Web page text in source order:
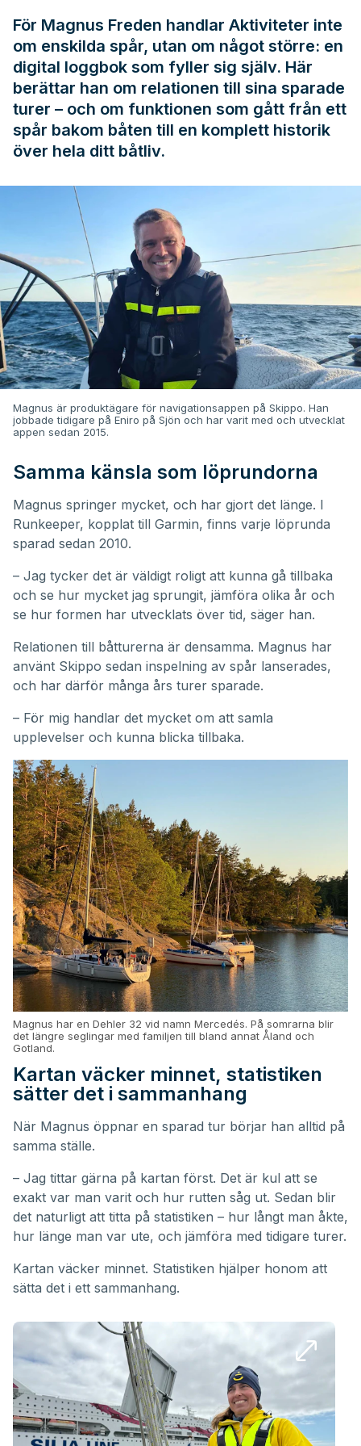
För Magnus Freden handlar Aktiviteter inte
om enskilda spår, utan om något större: en
digital loggbok som fyller sig själv. Här
berättar han om relationen till sina sparade
turer – och om funktionen som gått från ett
spår bakom båten till en komplett historik
över hela ditt båtliv.
Magnus är produktägare för navigationsappen på Skippo. Han
jobbade tidigare på Eniro på Sjön och har varit med och utvecklat
appen sedan 2015.
Samma känsla som löprundorna
Magnus springer mycket, och har gjort det länge. I
Runkeeper, kopplat till Garmin, finns varje löprunda
sparad sedan 2010.
– Jag tycker det är väldigt roligt att kunna gå tillbaka
och se hur mycket jag sprungit, jämföra olika år och
se hur formen har utvecklats över tid, säger han.
Relationen till båtturerna är densamma. Magnus har
använt Skippo sedan inspelning av spår lanserades,
och har därför många års turer sparade.
– För mig handlar det mycket om att samla
upplevelser och kunna blicka tillbaka.
Magnus har en Dehler 32 vid namn Mercedés. På somrarna blir
det längre seglingar med familjen till bland annat Åland och
Gotland.
Kartan väcker minnet, statistiken
sätter det i sammanhang
När Magnus öppnar en sparad tur börjar han alltid på
samma ställe.
– Jag tittar gärna på kartan först. Det är kul att se
exakt var man varit och hur rutten såg ut. Sedan blir
det naturligt att titta på statistiken – hur långt man åkte,
hur länge man var ute, och jämföra med tidigare turer.
Kartan väcker minnet. Statistiken hjälper honom att
sätta det i ett sammanhang.